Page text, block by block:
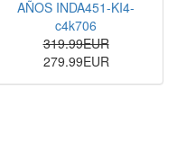
AÑOS INDA451-KI4-
c4k706
319.99EUR
279.99EUR